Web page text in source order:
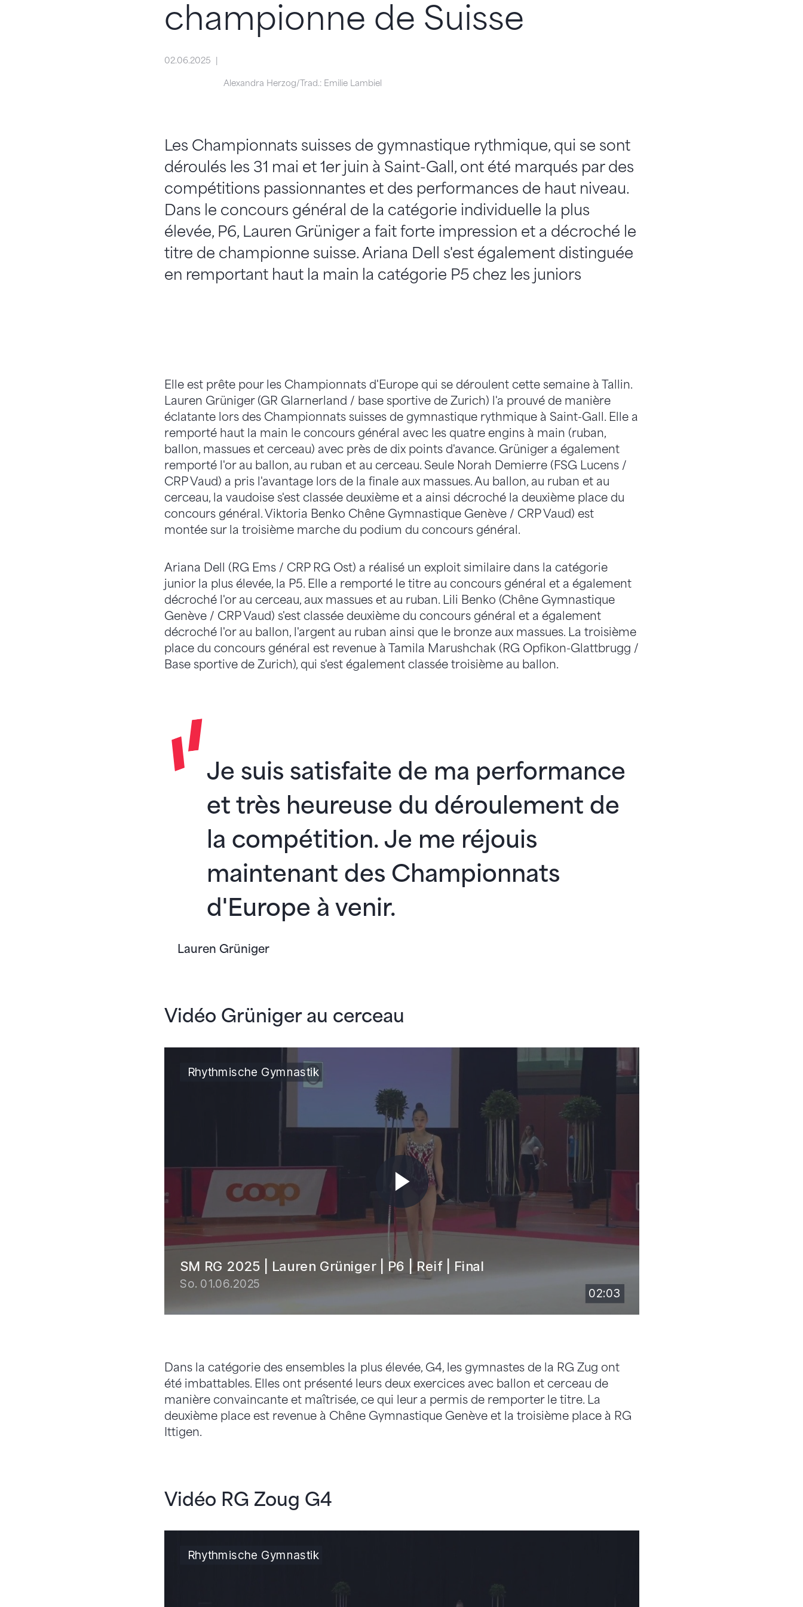
championne de Suisse
02.06.2025
Alexandra Herzog/Trad.: Emilie Lambiel
Les Championnats suisses de gymnastique rythmique, qui se sont
déroulés les 31 mai et 1er juin à Saint-Gall, ont été marqués par des
compétitions passionnantes et des performances de haut niveau.
Dans le concours général de la catégorie individuelle la plus
élevée, P6, Lauren Grüniger a fait forte impression et a décroché le
titre de championne suisse. Ariana Dell s'est également distinguée
en remportant haut la main la catégorie P5 chez les juniors
Elle est prête pour les Championnats d'Europe qui se déroulent cette semaine à Tallin.
Lauren Grüniger (GR Glarnerland / base sportive de Zurich) l'a prouvé de manière
éclatante lors des Championnats suisses de gymnastique rythmique à Saint-Gall. Elle a
remporté haut la main le concours général avec les quatre engins à main (ruban,
ballon, massues et cerceau) avec près de dix points d'avance. Grüniger a également
remporté l'or au ballon, au ruban et au cerceau. Seule Norah Demierre (FSG Lucens /
CRP Vaud) a pris l'avantage lors de la finale aux massues. Au ballon, au ruban et au
cerceau, la vaudoise s'est classée deuxième et a ainsi décroché la deuxième place du
concours général. Viktoria Benko Chêne Gymnastique Genève / CRP Vaud) est
montée sur la troisième marche du podium du concours général.
Ariana Dell (RG Ems / CRP RG Ost) a réalisé un exploit similaire dans la catégorie
junior la plus élevée, la P5. Elle a remporté le titre au concours général et a également
décroché l'or au cerceau, aux massues et au ruban. Lili Benko (Chêne Gymnastique
Genève / CRP Vaud) s'est classée deuxième du concours général et a également
décroché l'or au ballon, l'argent au ruban ainsi que le bronze aux massues. La troisième
place du concours général est revenue à Tamila Marushchak (RG Opfikon-Glattbrugg /
Base sportive de Zurich), qui s'est également classée troisième au ballon.
Lauren Grüniger
Je suis satisfaite de ma performance
et très heureuse du déroulement de
la compétition. Je me réjouis
maintenant des Championnats
d'Europe à venir.
Vidéo Grüniger au cerceau
Dans la catégorie des ensembles la plus élevée, G4, les gymnastes de la RG Zug ont
été imbattables. Elles ont présenté leurs deux exercices avec ballon et cerceau de
manière convaincante et maîtrisée, ce qui leur a permis de remporter le titre. La
deuxième place est revenue à Chêne Gymnastique Genève et la troisième place à RG
Ittigen.
Vidéo RG Zoug G4